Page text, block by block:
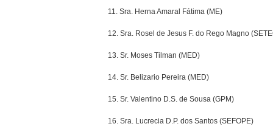
11. Sra. Herna Amaral Fátima (ME)
12. Sra. Rosel de Jesus F. do Rego Magno
13. Sr. Moses Tilman (MED)
14. Sr. Belizario Pereira (MED)
15. Sr. Valentino D.S. de Sousa (GPM)
16. Sra. Lucrecia D.P. dos Santos (SEFOPE)